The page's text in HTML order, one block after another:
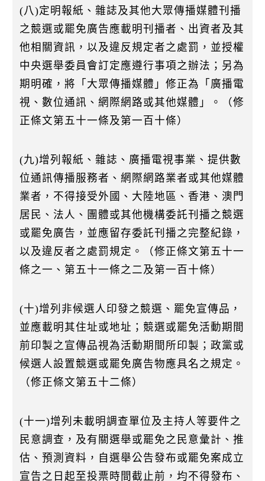
(八)定明報紙、雜誌及其他大眾傳播媒體刊播
之競選或罷免廣告應載明刊播者、出資者及其
他相關資訊，以及違反規定者之處罰，並授權
中央選舉委員會訂定應遵行事項之辦法；另為
期明確，將「大眾傳播媒體」修正為「廣播電
視、數位通訊、網際網路或其他媒體」。（修
正條文第五十一條及第一百十條）
(九)增列報紙、雜誌、廣播電視事業、提供數
位通訊傳播服務者、網際網路業者或其他媒體
業者，不得接受外國、大陸地區、香港、澳門
居民、法人、團體或其他機構委託刊播之競選
或罷免廣告，並應留存委託刊播之完整紀錄，
以及違反者之處罰規定。（修正條文第五十一
條之一、第五十一條之二及第一百十條）
(十)增列非候選人印發之競選、罷免宣傳品，
並應載明其住址或地址；競選或罷免活動期間
前印製之宣傳品視為活動期間所印製；政黨或
候選人設置競選或罷免廣告物應具名之規定。
（修正條文第五十二條）
(十一)增列未載明調查單位及主持人等要件之
民意調查，及有關選舉或罷免之民意彙計、推
估、預測資料，自選舉公告發布或罷免案成立
宣告之日起至投票時間截止前，均不得發布、